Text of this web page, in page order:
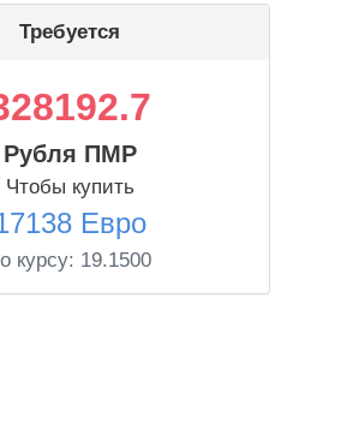
Требуется
Рубля ПМР
Чтобы купить
Евро
курсу: 19.1500